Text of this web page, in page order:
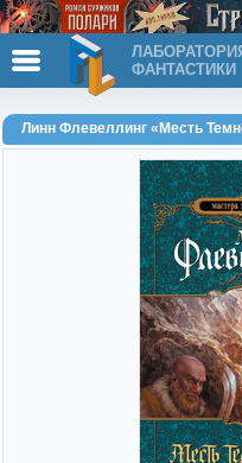
ФАНТАСТИКИ
Линн Флевеллинг «Месть